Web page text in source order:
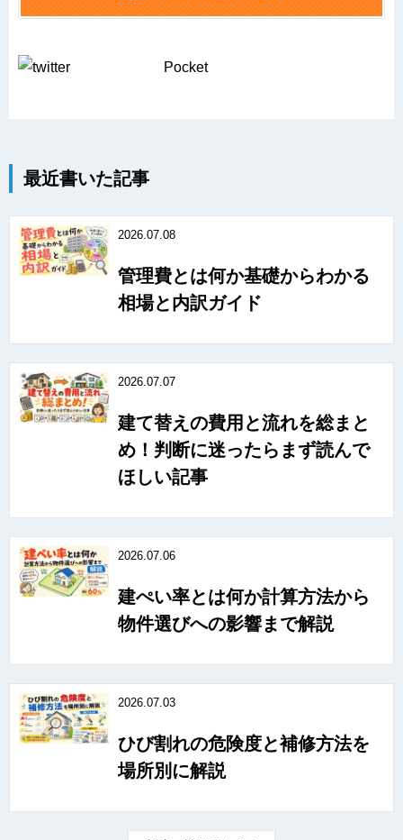
Pocket
最近書いた記事
2026.07.08
管理費とは何か基礎からわかる
相場と内訳ガイド
2026.07.07
建て替えの費用と流れを総まと
め！判断に迷ったらまず読んで
ほしい記事
2026.07.06
建ぺい率とは何か計算方法から
物件選びへの影響まで解説
2026.07.03
ひび割れの危険度と補修方法を
場所別に解説